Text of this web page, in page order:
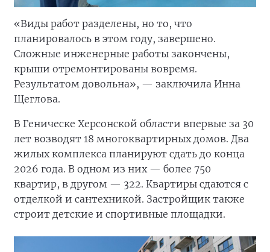
«Виды работ разделены, но то, что
планировалось в этом году, завершено.
Сложные инженерные работы закончены,
крыши отремонтированы вовремя.
Результатом довольна», — заключила Инна
Щеглова.
В Геническе Херсонской области впервые за 30
лет возводят 18 многоквартирных домов. Два
жилых комплекса планируют сдать до конца
2026 года. В одном из них — более 750
квартир, в другом — 322. Квартиры сдаются с
отделкой и сантехникой. Застройщик также
строит детские и спортивные площадки.